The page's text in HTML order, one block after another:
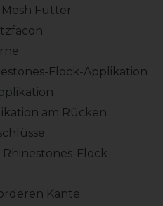
Futter
Flock-Applikation
am Rücken
Flock-
Kante